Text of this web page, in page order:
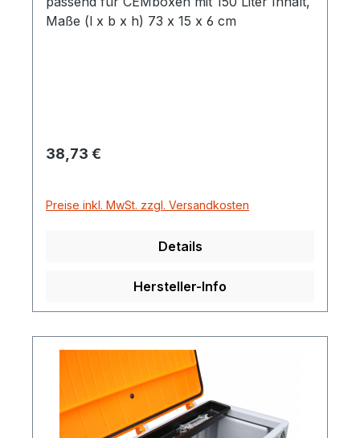
Maße (l x b x h) 73 x 15 x 6 cm
Regulärer Preis:
38,73 €
Preise inkl. MwSt. zzgl. Versandkosten
Details
Hersteller-Info